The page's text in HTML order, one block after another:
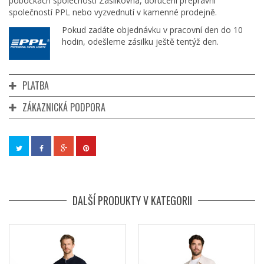
společností PPL nebo vyzvednutí v kamenné prodejně.
Pokud zadáte objednávku v pracovní den do 10
hodin, odešleme zásilku ještě tentýž den.
PLATBA
ZÁKAZNICKÁ PODPORA
DALŠÍ PRODUKTY V KATEGORII